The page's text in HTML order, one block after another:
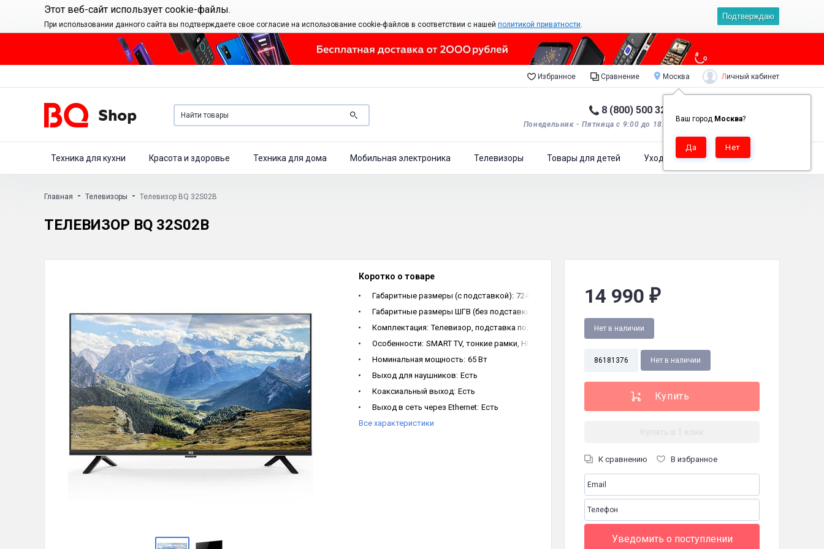
Этот веб-сайт использует cookie-файлы.
При использовании данного сайта вы подтверждаете свое согласие на использование cookie-файлов в соответствии с нашей политикой приватности.
Подтверждаю
Избранное Сравнение Москва
Ваш город Москва?
Личный кабинет
8 (800) 500 32 90
Понедельник - Пятница с 9:00 до 18:00*.
0 Корзина пуста
Техника для кухни Красота и здоровье Техника для дома Мобильная электроника Телевизоры Товары для детей Уход за одеждой
Главная - Телевизоры - Телевизор BQ 32S02B
ТЕЛЕВИЗОР BQ 32S02B
14 990 ₽
Нет в наличии
86181376 Нет в наличии
К сравнению В избранное
Уведомить о поступлении
Коротко о товаре
Габаритные размеры (с подставкой): 724 х 471 х 180 мм
Габаритные размеры ШГВ (без подставки):
Комплектация: Телевизор, подставка под телевизор, винты крепления подставки, пульт дистанционного
Особенности: SMART TV, тонкие рамки, HDMI x 3, 2х8 Вт стерео, DVB-C/T/T2/S2, 16,7 миллионов цветов
Номинальная мощность: 65 Вт
Выход для наушников: Есть
Коаксиальный выход: Есть
Выход в сеть через Ethernet: Есть
Композитный AV вход:
Все характеристики